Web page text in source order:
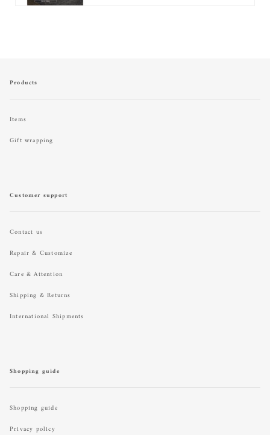
Products
Items
Gift wrapping
Customer support
Contact us
Repair & Customize
Care & Attention
Shipping & Returns
International Shipments
Shopping guide
Shopping guide
Privacy policy